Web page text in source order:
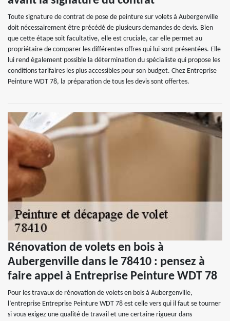
Toute signature de contrat de pose de peinture sur volets à Aubergenville
doit nécessairement être précédé de plusieurs demandes de devis. Bien
que cette étape soit facultative, elle est cruciale, car elle permet au
propriétaire de comparer les différentes offres qui lui sont présentées. Elle
lui rend également possible la détermination du spécialiste qui propose les
conditions tarifaires les plus accessibles pour son budget. Chez Entreprise
Peinture WDT 78, la préparation de tous les devis sont offertes.
Rénovation de volets en bois à
Aubergenville dans le 78410 : pensez à
faire appel à Entreprise Peinture WDT 78
Pour les travaux de rénovation de volets en bois à Aubergenville,
l’entreprise Entreprise Peinture WDT 78 est celle vers qui il faut se tourner
si vous exigez une qualité de travail et une certaine rigueur dans